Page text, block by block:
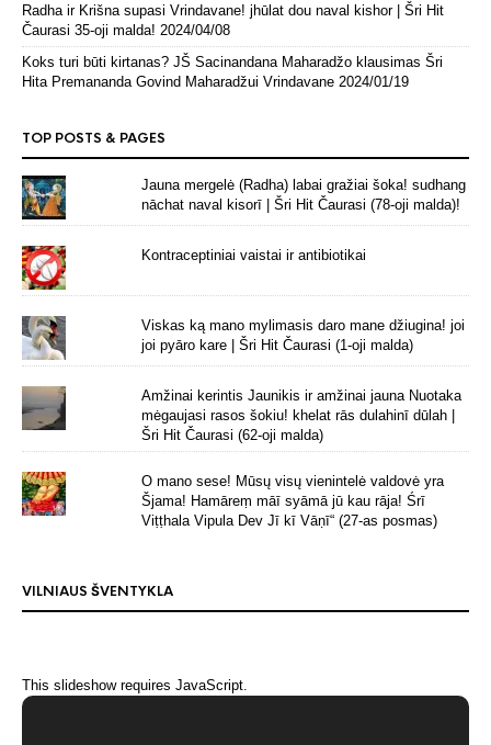
Radha ir Krišna supasi Vrindavane! jhūlat dou naval kishor | Šri Hit
Čaurasi 35-oji malda! 2024/04/08
Koks turi būti kirtanas? JŠ Sacinandana Maharadžo klausimas Šri
Hita Premananda Govind Maharadžui Vrindavane 2024/01/19
TOP POSTS & PAGES
Jauna mergelė (Radha) labai gražiai šoka! sudhang
nāchat naval kisorī | Šri Hit Čaurasi (78-oji malda)!
Kontraceptiniai vaistai ir antibiotikai
Viskas ką mano mylimasis daro mane džiugina! joi
joi pyāro kare | Šri Hit Čaurasi (1-oji malda)
Amžinai kerintis Jaunikis ir amžinai jauna Nuotaka
mėgaujasi rasos šokiu! khelat rās dulahinī dūlah |
Šri Hit Čaurasi (62-oji malda)
O mano sese! Mūsų visų vienintelė valdovė yra
Šjama! Hamāreṃ māī syāmā jū kau rāja! Śrī
Viṭṭhala Vipula Dev Jī kī Vāṇī“ (27-as posmas)
VILNIAUS ŠVENTYKLA
This slideshow requires JavaScript.